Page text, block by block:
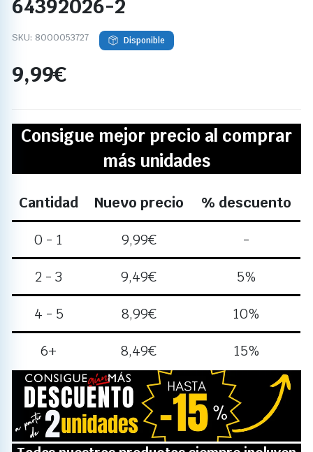
64392026-2
SKU: 8000053727 Disponible
9,99€
Consigue mejor precio al comprar
más unidades
Cantidad Nuevo precio % descuento
0 - 1 9,99€ -
2 - 3 9,49€ 5%
4 - 5 8,99€ 10%
6+ 8,49€ 15%